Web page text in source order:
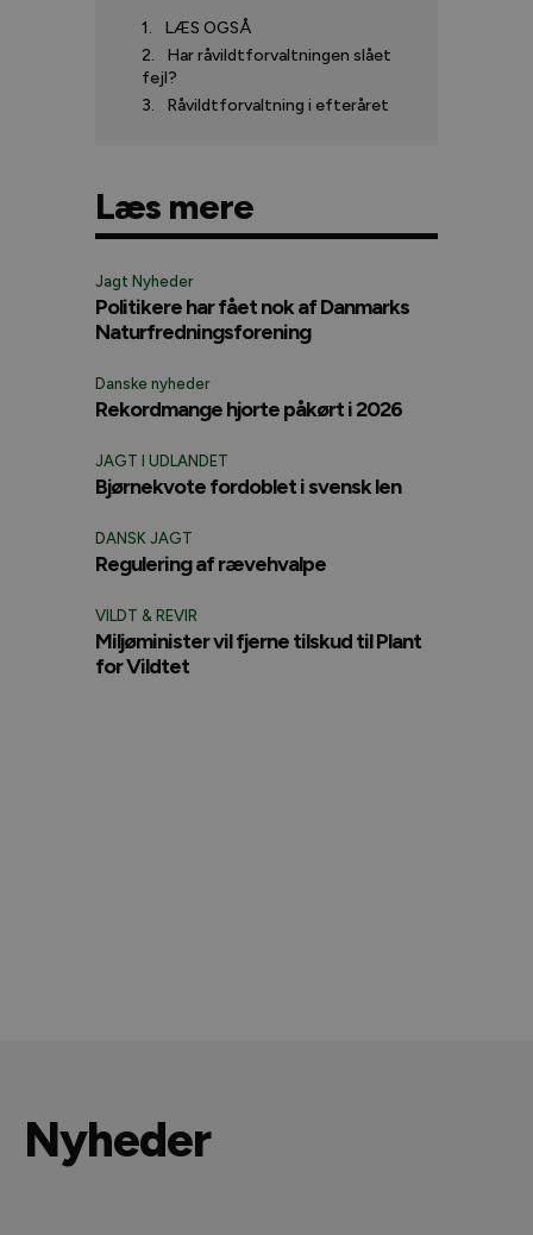
LÆS OGSÅ
Har råvildtforvaltningen slået
fejl?
Råvildtforvaltning i efteråret
Læs mere
Jagt Nyheder
Politikere har fået nok af Danmarks
Naturfredningsforening
Danske nyheder
Rekordmange hjorte påkørt i 2026
JAGT I UDLANDET
Bjørnekvote fordoblet i svensk len
DANSK JAGT
Regulering af rævehvalpe
VILDT & REVIR
Miljøminister vil fjerne tilskud til Plant
for Vildtet
Nyheder